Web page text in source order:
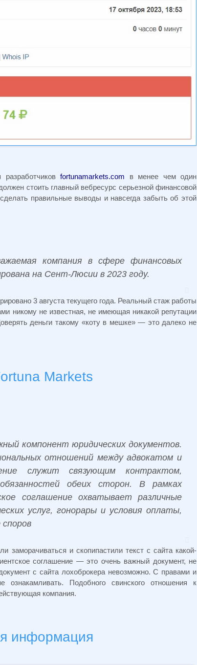
разработчиковfortunamarkets.com в менее чем один
стоить главный вебресурс серьезной финансовой
правильные выводы и навсегда забыть об этой
компания в сфере финансовых
на Сент-Люсии в 2023 году.
3 августа текущего года. Реальный стаж работы
никому не известная, не имеющая никакой репутации
деньги такому «коту в мешке» — это далеко не
Markets
компонент юридических документов.
отношений между адвокатом и
служит связующим контрактом,
обеих сторон. В рамках
соглашение охватывает различные
услуг, гонорары и условия оплаты,
заморачиваться и скопипастили текст с сайта какой-
соглашение — это очень важный документ, не
с сайта лохоброкера невозможно. С правами и
ознакамливать. Подобного свинского отношения к
компания.
информация